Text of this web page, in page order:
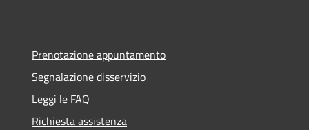
Prenotazione appuntamento
Segnalazione disservizio
Leggi le FAQ
Richiesta assistenza